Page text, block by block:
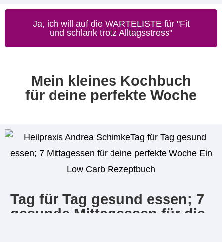
Ja, ich will auf die WARTELISTE für "Fit
und schlank trotz Alltagsstress"
Mein kleines Kochbuch
für deine perfekte Woche
Tag für Tag gesund essen; 7
gesunde Mittagessen für die